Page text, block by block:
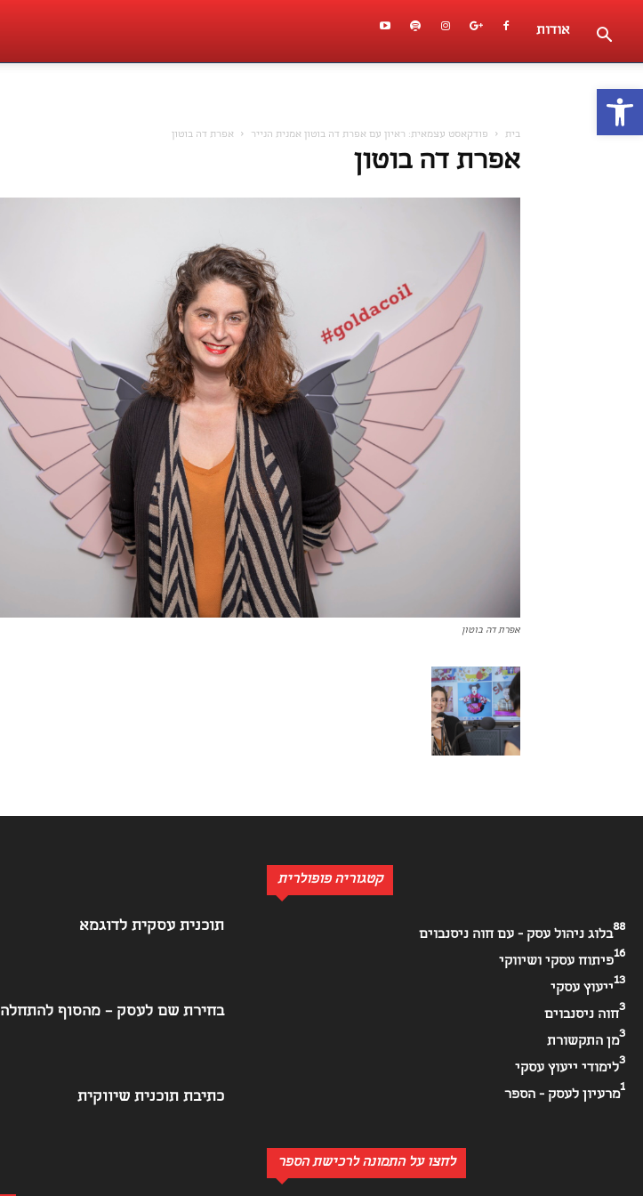
פתח סרגל נגישות
אודות
בית פודקאסט עצמאית: ראיון עם אפרת דה בוטון אמנית הנייר אפרת דה בוטון
אפרת דה בוטון
אפרת דה בוטון
תוכנית עסקית לדוגמא
בחירת שם לעסק – מהסוף להתחלה
כתיבת תוכנית שיווקית
קטגוריה פופולרית
בלוג ניהול עסק - עם חוה ניסנבוים
88
פיתוח עסקי ושיווקי
16
ייעוץ עסקי
13
חוה ניסנבוים
3
מן התקשורת
3
לימודי ייעוץ עסקי
3
מרעיון לעסק - הספר
1
לחצו על התמונה לרכישת הספר